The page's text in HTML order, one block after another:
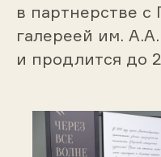
в партнерстве с
галереей им.
и продлится до